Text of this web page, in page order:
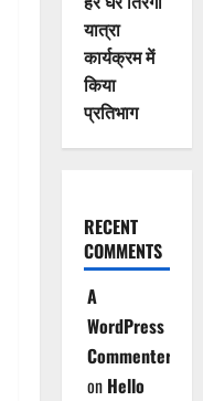
यात्रा
कार्यक्रम में
किया
प्रतिभाग
RECENT
COMMENTS
A
WordPress
Commenter
on Hello